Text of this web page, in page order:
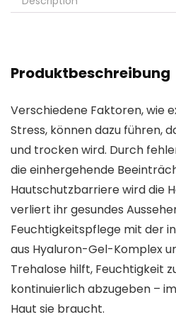
Produktbeschreibung
Verschiedene Faktoren, wie
Stress, können dazu führen,
und trocken wird. Durch
die einhergehende
Hautschutzbarriere wird die
verliert ihr gesundes
Feuchtigkeitspflege mit der
aus Hyaluron-Gel-Komplex
Trehalose hilft, Feuchtigkeit
kontinuierlich abzugeben –
Haut sie braucht.